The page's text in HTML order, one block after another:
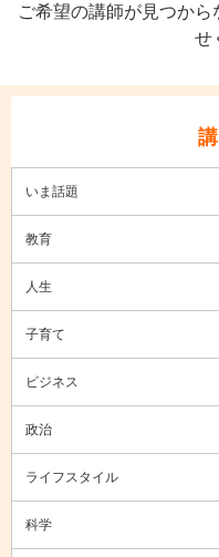
ご希望の講師が見つか
せ
いま話題
教育
人生
子育て
ビジネス
政治
ライフスタイル
科学